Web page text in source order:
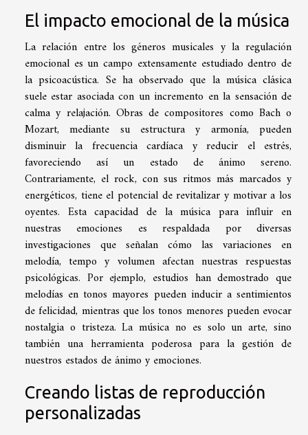
El impacto emocional de la música
La relación entre los géneros musicales y la regulación
emocional es un campo extensamente estudiado dentro de
la psicoacústica. Se ha observado que la música clásica
suele estar asociada con un incremento en la sensación de
calma y relajación. Obras de compositores como Bach o
Mozart, mediante su estructura y armonía, pueden
disminuir la frecuencia cardíaca y reducir el estrés,
favoreciendo así un estado de ánimo sereno.
Contrariamente, el rock, con sus ritmos más marcados y
energéticos, tiene el potencial de revitalizar y motivar a los
oyentes. Esta capacidad de la música para influir en
nuestras emociones es respaldada por diversas
investigaciones que señalan cómo las variaciones en
melodía, tempo y volumen afectan nuestras respuestas
psicológicas. Por ejemplo, estudios han demostrado que
melodías en tonos mayores pueden inducir a sentimientos
de felicidad, mientras que los tonos menores pueden evocar
nostalgia o tristeza. La música no es solo un arte, sino
también una herramienta poderosa para la gestión de
nuestros estados de ánimo y emociones.
Creando listas de reproducción
personalizadas